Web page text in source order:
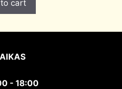
cart
- 18:00